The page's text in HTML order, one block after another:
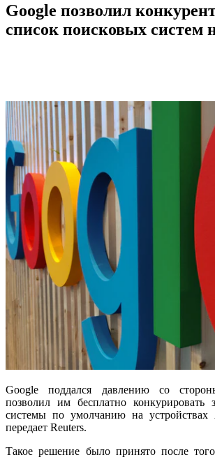
Google позволил
список поисковых систем
Google поддался давлению со
позволил им бесплатно конкурировать
системы по умолчанию на
передает Reuters.
Такое решение было принято после